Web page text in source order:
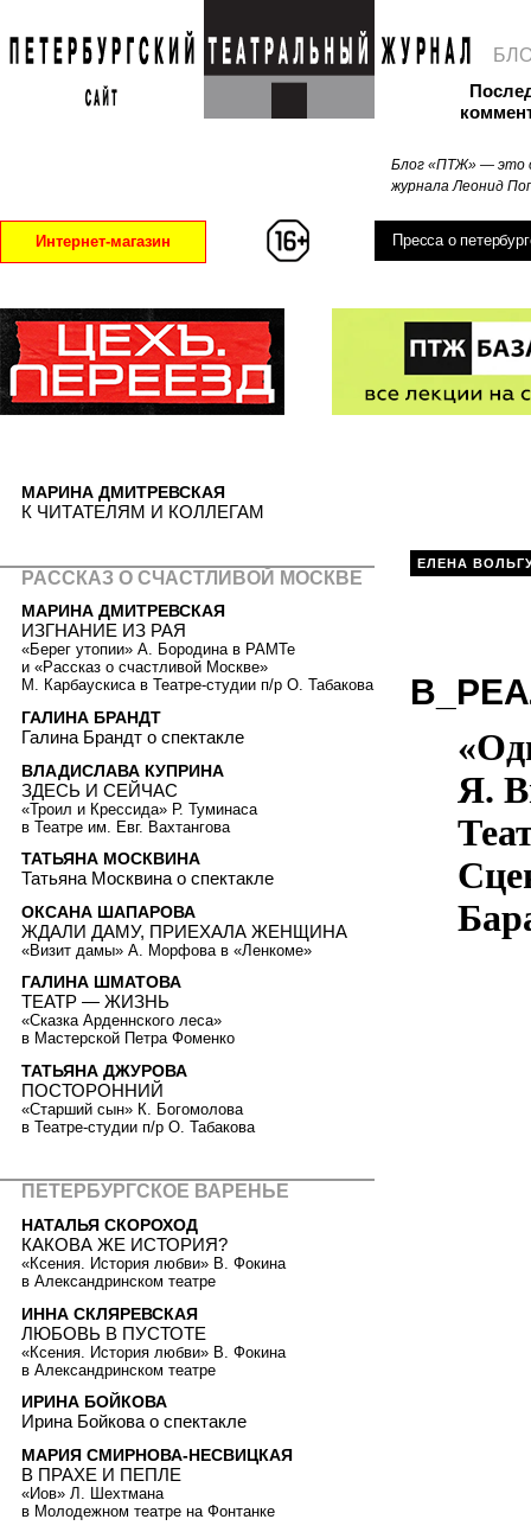
Блог «ПТЖ» — это
журнала Леонид
Интернет-магазин Пресса о
ЕЛЕНА
Я.
МАРИНА ДМИТРЕВСКАЯ
К ЧИТАТЕЛЯМ И КОЛЛЕГАМ
РАССКАЗ О СЧАСТЛИВОЙ МОСКВЕ
МАРИНА ДМИТРЕВСКАЯ
ИЗГНАНИЕ ИЗ РАЯ
«Берег утопии» А. Бородина в РАМТе
и «Рассказ о счастливой Москве»
М. Карбаускиса в Театре-студии п/р О. Табакова
ГАЛИНА БРАНДТ
Галина Брандт о спектакле
ВЛАДИСЛАВА КУПРИНА
ЗДЕСЬ И СЕЙЧАС
«Троил и Крессида» Р. Туминаса
в Театре им. Евг. Вахтангова
ТАТЬЯНА МОСКВИНА
Татьяна Москвина о спектакле
ОКСАНА ШАПАРОВА
ЖДАЛИ ДАМУ, ПРИЕХАЛА ЖЕНЩИНА
«Визит дамы» А. Морфова в «Ленкоме»
ГАЛИНА ШМАТОВА
ТЕАТР — ЖИЗНЬ
«Сказка Арденнского леса»
в Мастерской Петра Фоменко
ТАТЬЯНА ДЖУРОВА
ПОСТОРОННИЙ
«Старший сын» К. Богомолова
в Театре-студии п/р О. Табакова
ПЕТЕРБУРГСКОЕ ВАРЕНЬЕ
НАТАЛЬЯ СКОРОХОД
КАКОВА ЖЕ ИСТОРИЯ?
«Ксения. История любви» В. Фокина
в Александринском театре
ИННА СКЛЯРЕВСКАЯ
ЛЮБОВЬ В ПУСТОТЕ
«Ксения. История любви» В. Фокина
в Александринском театре
ИРИНА БОЙКОВА
Ирина Бойкова о спектакле
МАРИЯ СМИРНОВА-НЕСВИЦКАЯ
В ПРАХЕ И ПЕПЛЕ
«Иов» Л. Шехтмана
в Молодежном театре на Фонтанке